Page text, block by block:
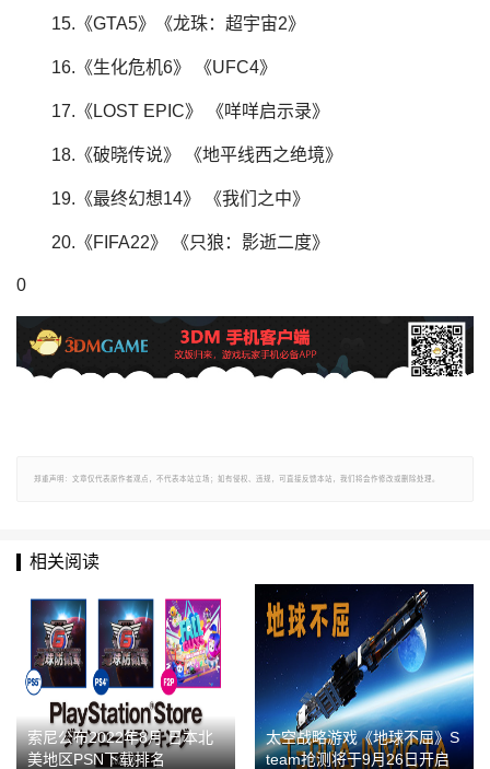
15.《GTA5》《龙珠：超宇宙2》
16.《生化危机6》 《UFC4》
17.《LOST EPIC》 《咩咩启示录》
18.《破晓传说》 《地平线西之绝境》
19.《最终幻想14》 《我们之中》
20.《FIFA22》 《只狼：影逝二度》
0
郑重声明：文章仅代表原作者观点，不代表本站立场；如有侵权、违规，可直接反馈本站，我们将会作修改或删除处理。
相关阅读
索尼公布2022年8月 日本北
美地区PSN下载排名
太空战略游戏《地球不屈》S
team抢测将于9月26日开启